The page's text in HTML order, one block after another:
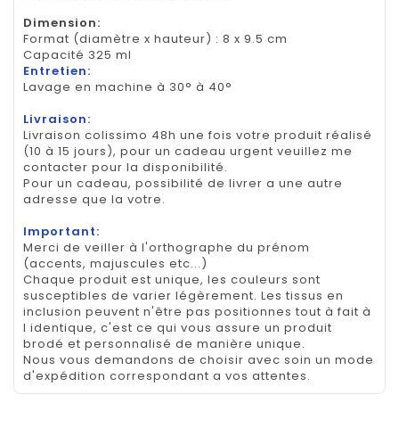
Dimension:
Format (diamètre x hauteur) : 8 x 9.5 cm
Capacité 325 ml
Entretien:
Lavage en machine à 30° à 40°
Livraison:
Livraison colissimo 48h une fois votre produit réalisé
(10 à 15 jours), pour un cadeau urgent veuillez me
contacter pour la disponibilité.
Pour un cadeau, possibilité de livrer a une autre
adresse que la votre.
Important:
Merci de veiller à l'orthographe du prénom
(accents, majuscules etc...)
Chaque produit est unique, les couleurs sont
susceptibles de varier légèrement. Les tissus en
inclusion peuvent n'être pas positionnes tout à fait à
l identique, c'est ce qui vous assure un produit
brodé et personnalisé de manière unique.
Nous vous demandons de choisir avec soin un mode
d'expédition correspondant a vos attentes.